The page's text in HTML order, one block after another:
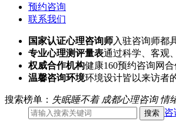
预约咨询
联系我们
国家认证心理咨询师入驻咨询师都
专业心理测评量表通过科学、客观
权威合作机构健康160预约咨询网
温馨咨询环境环境设计皆以来访者
搜索榜单： 失眠睡不着 成都心理咨询 情
咨